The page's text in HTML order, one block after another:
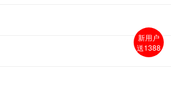
新用户
送1388